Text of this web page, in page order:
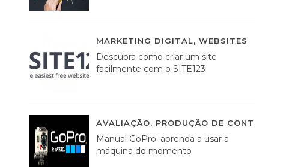
MARKETING DIGITAL, WEBSITES
Descubra como criar um site
facilmente com o SITE123
AVALIAÇÃO, PRODUÇÃO DE CONTEÚDOS
Manual GoPro: aprenda a usar a
máquina do momento